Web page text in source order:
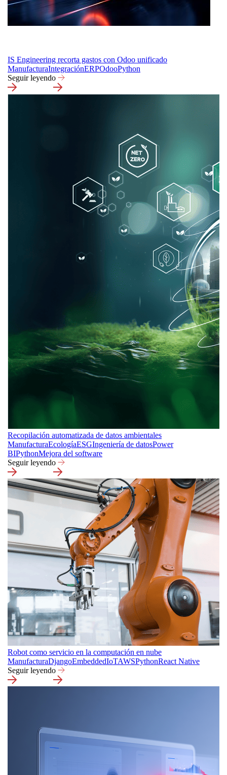
IS Engineering recorta gastos con Odoo unificado
ManufacturaIntegraciónERPOdooPython
Seguir leyendo
Recopilación automatizada de datos ambientales
ManufacturaEcologíaESGIngeniería de datosPower
BIPythonMejora del software
Seguir leyendo
Robot como servicio en la computación en nube
ManufacturaDjangoEmbeddedIoTAWSPythonReact Native
Seguir leyendo